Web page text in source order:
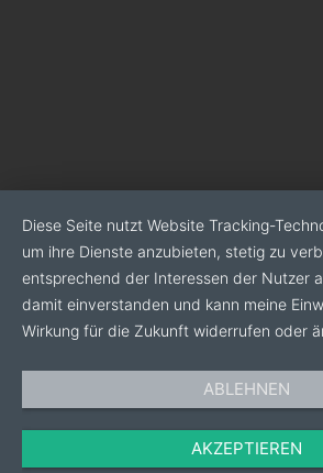
Diese Seite nutzt Website Tracking-
um ihre Dienste anzubieten, stetig zu
entsprechend der Interessen der Nutzer
damit einverstanden und kann meine
Wirkung für die Zukunft widerrufen oder
ABLEHNEN
AKZEPTIEREN